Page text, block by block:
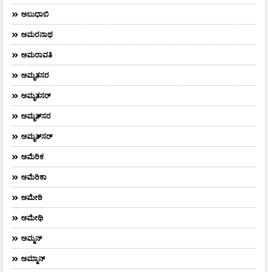
ಅಬುಧಾಬಿ
ಅಮರನಾಥ
ಅಮರಾವತಿ
ಅಮೃತಸರ
ಅಮೃತಸರ್
ಅಮೃತ್‌ಸರ
ಅಮೃತ್​ಸರ್​
ಅಮೆರಿಕ
ಅಮೆರಿಕಾ
ಅಮೇಠಿ
ಅಮೇಥಿ
ಅಮ್ಮನ್‌
ಅಮ್ಮಾನ್